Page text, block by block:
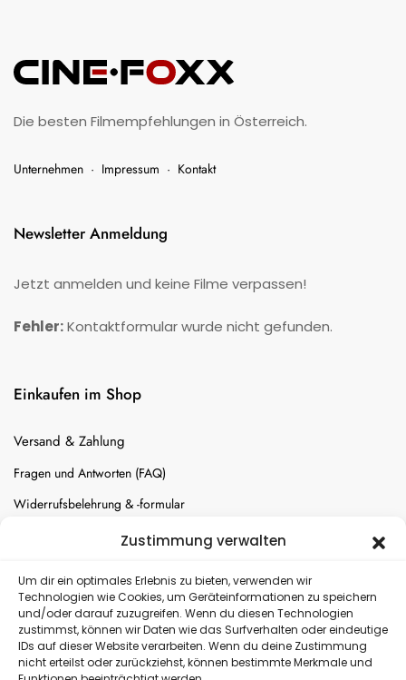
Zustimmung verwalten
Um dir ein optimales Erlebnis zu bieten, verwenden wir
Technologien wie Cookies, um Geräteinformationen zu speichern
und/oder darauf zuzugreifen. Wenn du diesen Technologien
zustimmst, können wir Daten wie das Surfverhalten oder eindeutige
IDs auf dieser Website verarbeiten. Wenn du deine Zustimmung
nicht erteilst oder zurückziehst, können bestimmte Merkmale und
Die besten Filmempfehlungen in Österreich.
Unternehmen · Impressum · Kontakt
Newsletter Anmeldung
Jetzt anmelden und keine Filme verpassen!
Fehler:Kontaktformular wurde nicht gefunden.
Einkaufen im Shop
Versand & Zahlung
Fragen und Antworten (FAQ)
Widerrufsbelehrung & -formular
Batterien-Entsorgung
Versand